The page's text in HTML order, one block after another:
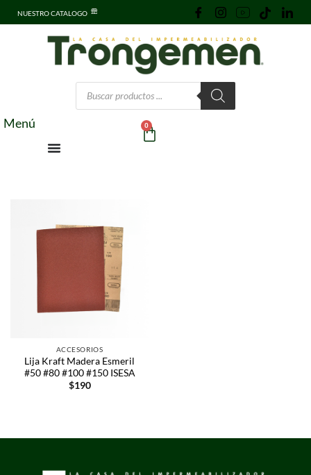
NUESTRO CATALOGO
Menú 0
ACCESORIOS
Lija Kraft Madera Esmeril
#50 #80 #100 #150 ISESA
$190